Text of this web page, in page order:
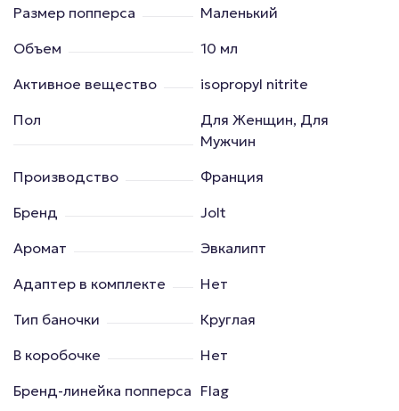
Размер попперса
Маленький
Объем
10 мл
Активное вещество
isopropyl nitrite
Пол
Для Женщин, Для
Мужчин
Производство
Франция
Бренд
Jolt
Аромат
Эвкалипт
Адаптер в комплекте
Нет
Тип баночки
Круглая
В коробочке
Нет
Бренд-линейка попперса Flag